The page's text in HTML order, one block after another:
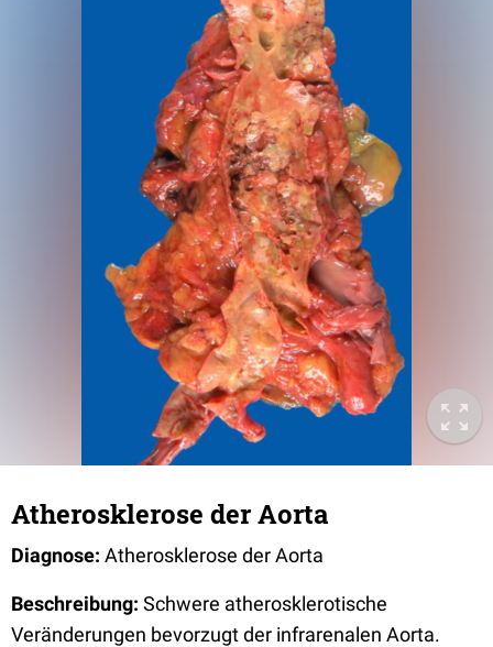
Atherosklerose der Aorta
Diagnose: Atherosklerose der Aorta
Beschreibung: Schwere atherosklerotische
Veränderungen bevorzugt der infrarenalen Aorta.